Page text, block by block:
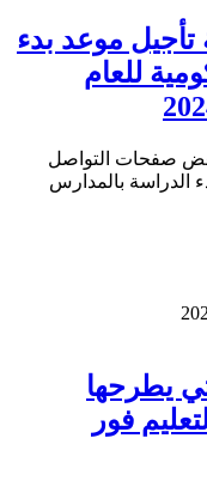
تأجيل موعد بدء
للعام
صفحات التواصل
الدراسة بالمدارس
يطرحها
فور